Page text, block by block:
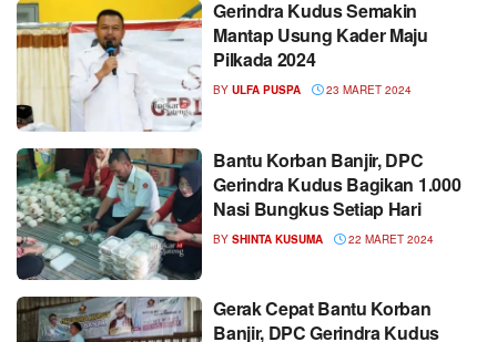
Gerindra Kudus Semakin
Mantap Usung Kader Maju
Pilkada 2024
BY ULFA PUSPA 23 MARET 2024
Bantu Korban Banjir, DPC
Gerindra Kudus Bagikan 1.000
Nasi Bungkus Setiap Hari
BY SHINTA KUSUMA 22 MARET 2024
Gerak Cepat Bantu Korban
Banjir, DPC Gerindra Kudus